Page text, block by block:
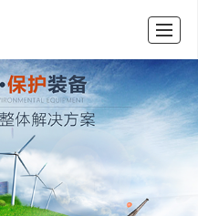
功案例 环保沃在线联系我们